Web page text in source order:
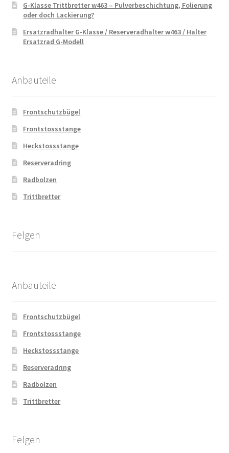
G-Klasse Trittbretter w463 – Pulverbeschichtung, Folierung
oder doch Lackierung?
Ersatzradhalter G-Klasse / Reserveradhalter w463 / Halter
Ersatzrad G-Modell
Anbauteile
Frontschutzbügel
Frontstossstange
Heckstossstange
Reserveradring
Radbolzen
Trittbretter
Felgen
Anbauteile
Frontschutzbügel
Frontstossstange
Heckstossstange
Reserveradring
Radbolzen
Trittbretter
Felgen